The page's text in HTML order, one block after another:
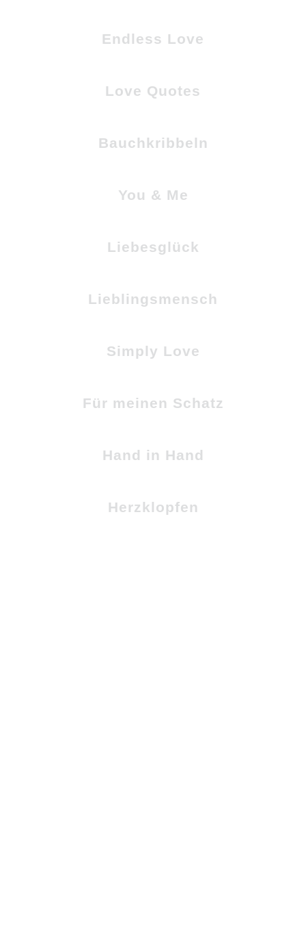
Endless Love
Love Quotes
Bauchkribbeln
You & Me
Liebesglück
Lieblingsmensch
Simply Love
Für meinen Schatz
Hand in Hand
Herzklopfen